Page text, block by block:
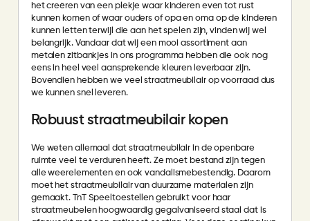
het creëren van een plekje waar kinderen even tot rust
kunnen komen of waar ouders of opa en oma op de kinderen
kunnen letten terwijl die aan het spelen zijn, vinden wij wel
belangrijk. Vandaar dat wij een mooi assortiment aan
metalen zitbankjes in ons programma hebben die ook nog
eens in heel veel aansprekende kleuren leverbaar zijn.
Bovendien hebben we veel straatmeubilair op voorraad dus
we kunnen snel leveren.
Robuust straatmeubilair kopen
We weten allemaal dat straatmeubilair in de openbare
ruimte veel te verduren heeft. Ze moet bestand zijn tegen
alle weerelementen en ook vandalismebestendig. Daarom
moet het straatmeubilair van duurzame materialen zijn
gemaakt. TnT Speeltoestellen gebruikt voor haar
straatmeubelen hoogwaardig gegalvaniseerd staal dat is